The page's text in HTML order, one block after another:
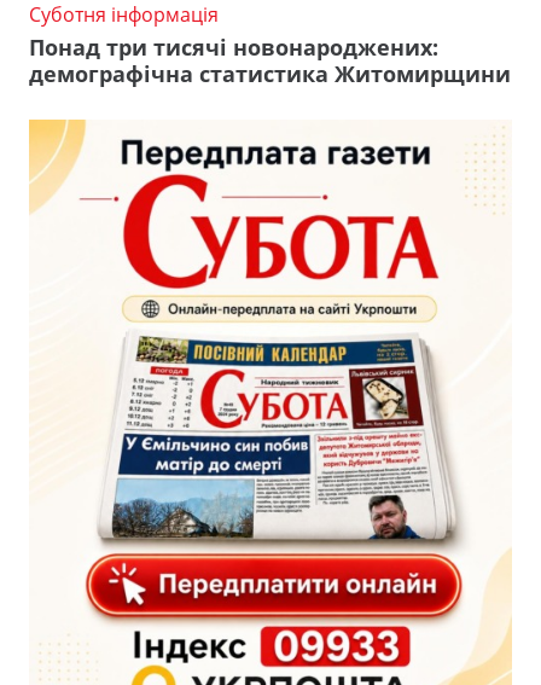
Суботня інформація
Понад три тисячі новонароджених:
демографічна статистика Житомирщини